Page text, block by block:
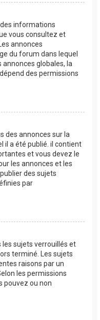
informations
vous consultez et
annonces
du forum dans lequel
globales, la
des permissions
des annonces sur la
il a été publié. il contient
et vous devez le
les annonces et les
des sujets
par
les sujets verrouillés et
terminé. Les sujets
raisons par un
les permissions
pouvez ou non